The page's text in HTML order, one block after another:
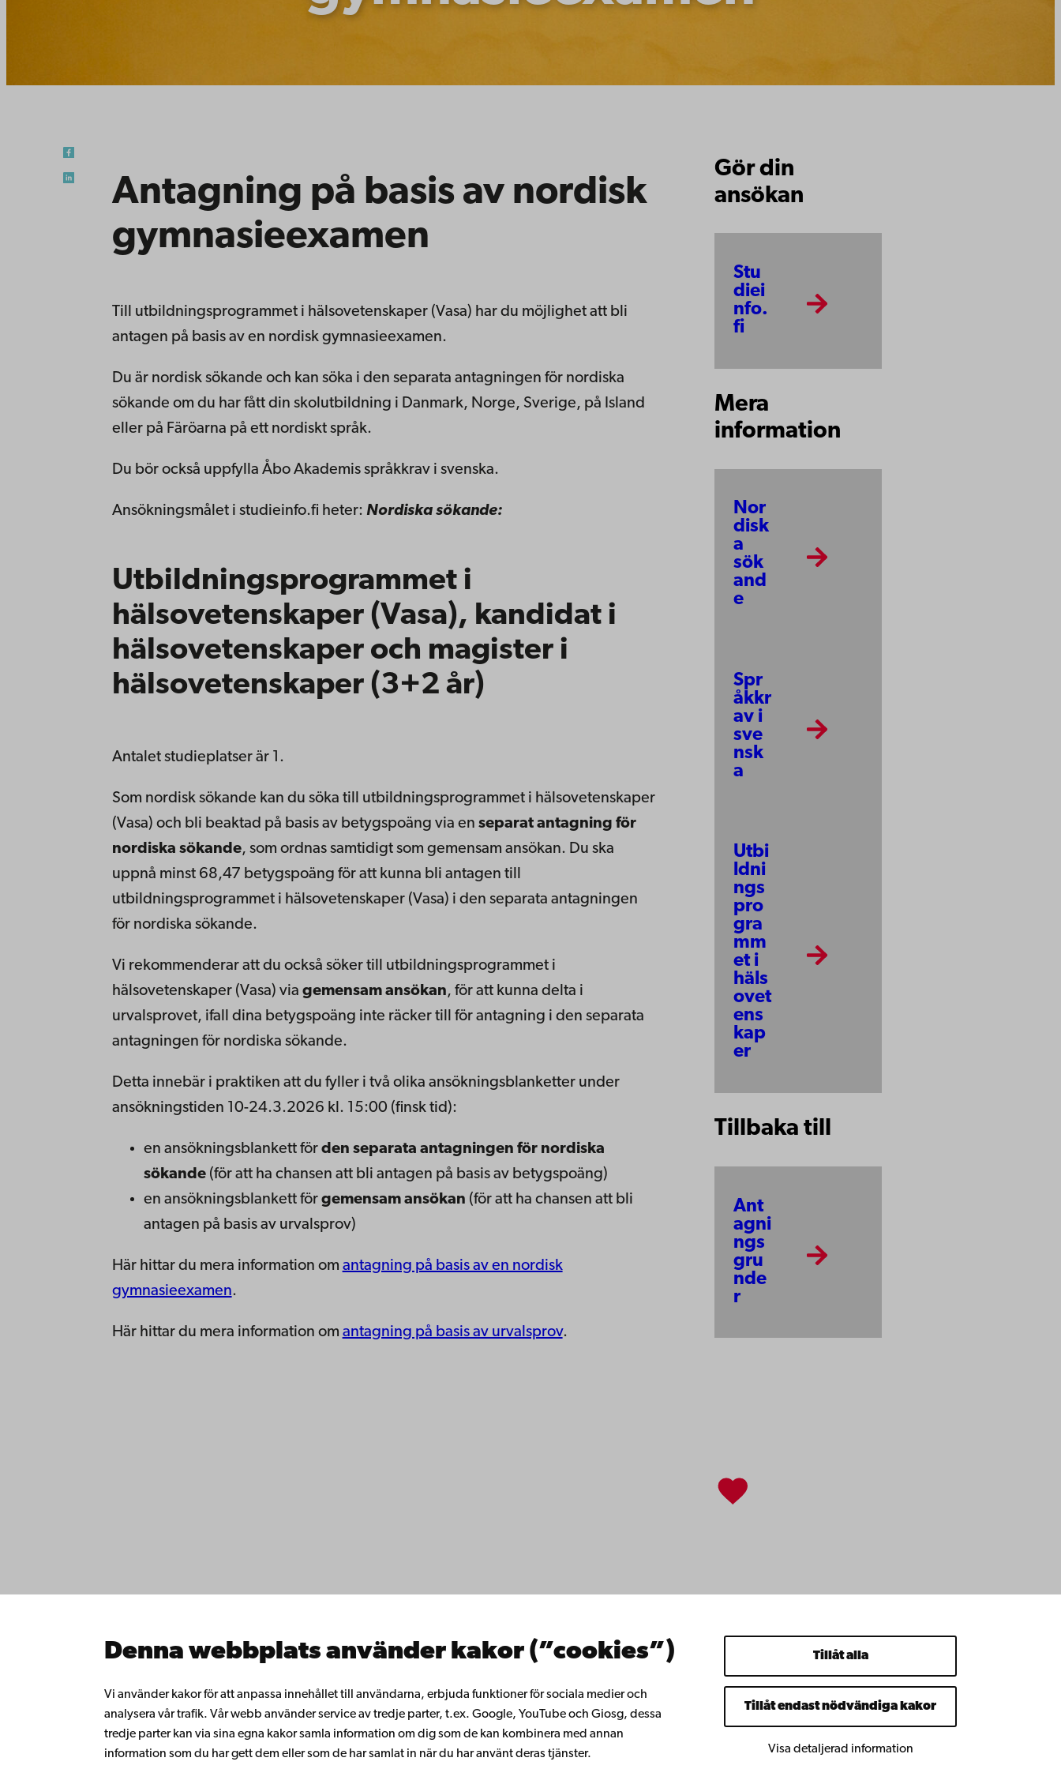
Denna webbplats använder kakor (”cookies”)
Vi använder kakor för att anpassa innehållet till användarna, erbjuda funktioner för sociala medier och
analysera vår trafik. Vår webb använder service av tredje parter, t.ex. Google, YouTube och Giosg, dessa
tredje parter kan via sina egna kakor samla information om dig som de kan kombinera med annan
information som du har gett dem eller som de har samlat in när du har använt deras tjänster.
Tillåt alla
Tillåt endast nödvändiga kakor
Visa detaljerad information
Antagning på basis av nordisk
gymnasieexamen
Till utbildningsprogrammet i hälsovetenskaper (Vasa) har du möjlighet att bli
antagen på basis av en nordisk gymnasieexamen.
Du är nordisk sökande och kan söka i den separata antagningen för nordiska
sökande om du har fått din skolutbildning i Danmark, Norge, Sverige, på Island
eller på Färöarna på ett nordiskt språk.
Du bör också uppfylla Åbo Akademis språkkrav i svenska.
Ansökningsmålet i studieinfo.fi heter: Nordiska sökande:
Utbildningsprogrammet i
hälsovetenskaper (Vasa), kandidat i
hälsovetenskaper och magister i
hälsovetenskaper (3+2 år)
Antalet studieplatser är 1.
Som nordisk sökande kan du söka till utbildningsprogrammet i hälsovetenskaper
(Vasa) och bli beaktad på basis av betygspoäng via en separat antagning för
nordiska sökande, som ordnas samtidigt som gemensam ansökan. Du ska
uppnå minst 68,47 betygspoäng för att kunna bli antagen till
utbildningsprogrammet i hälsovetenskaper (Vasa) i den separata antagningen
för nordiska sökande.
Vi rekommenderar att du också söker till utbildningsprogrammet i
hälsovetenskaper (Vasa) via gemensam ansökan, för att kunna delta i
urvalsprovet, ifall dina betygspoäng inte räcker till för antagning i den separata
antagningen för nordiska sökande.
Detta innebär i praktiken att du fyller i två olika ansökningsblanketter under
ansökningstiden 10-24.3.2026 kl. 15:00 (finsk tid):
en ansökningsblankett för den separata antagningen för nordiska
sökande(för att ha chansen att bli antagen på basis av betygspoäng)
en ansökningsblankett för gemensam ansökan (för att ha chansen att bli
antagen på basis av urvalsprov)
Här hittar du mera information om antagning på basis av en nordisk
gymnasieexamen.
Här hittar du mera information om antagning på basis av urvalsprov.
Gör din
ansökan
Stu
diei
nfo.
fi
Mera
information
Nor
disk
a
sök
and
e
Spr
åkkr
av i
sve
nsk
a
Utbi
ldni
ngs
pro
gra
mm
et i
häls
ovet
ens
kap
er
Tillbaka till
Ant
agni
ngs
gru
nde
r
+358 2 215 31
Kontinuerligt lärande
Gå med i Åbo Akademis
alumnnätverk
Om Åbo Akademi
Intranätet